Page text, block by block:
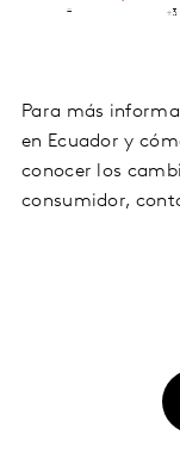
Para más
en Ecuador y
conocer los
consumidor,